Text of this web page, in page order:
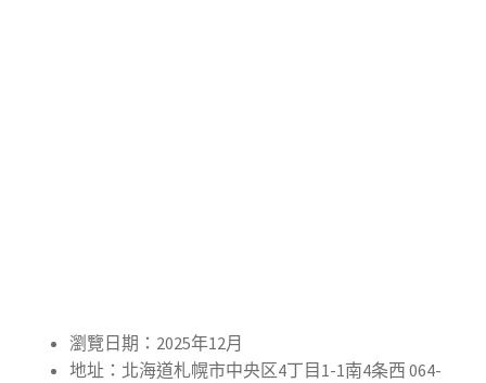
瀏覽日期：2025年12月
地址：北海道札幌市中央区4丁目1-1南4条西 064-